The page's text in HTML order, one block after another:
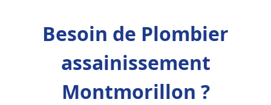
Besoin de Plombier
assainissement
Montmorillon ?